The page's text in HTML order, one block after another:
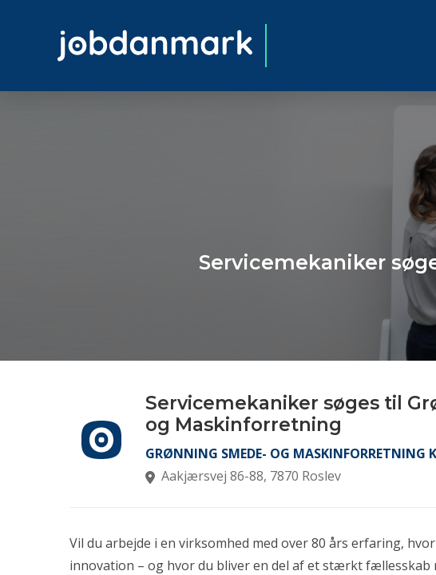
Servicemekaniker
Servicemekaniker søges til
og Maskinforretning
GRØNNING SMEDE- OG MASKINFORRETNING
Aakjærsvej 86-88, 7870 Roslev
Vil du arbejde i en virksomhed med over 80 års erfaring,
innovation – og hvor du bliver en del af et stærkt fællesskab